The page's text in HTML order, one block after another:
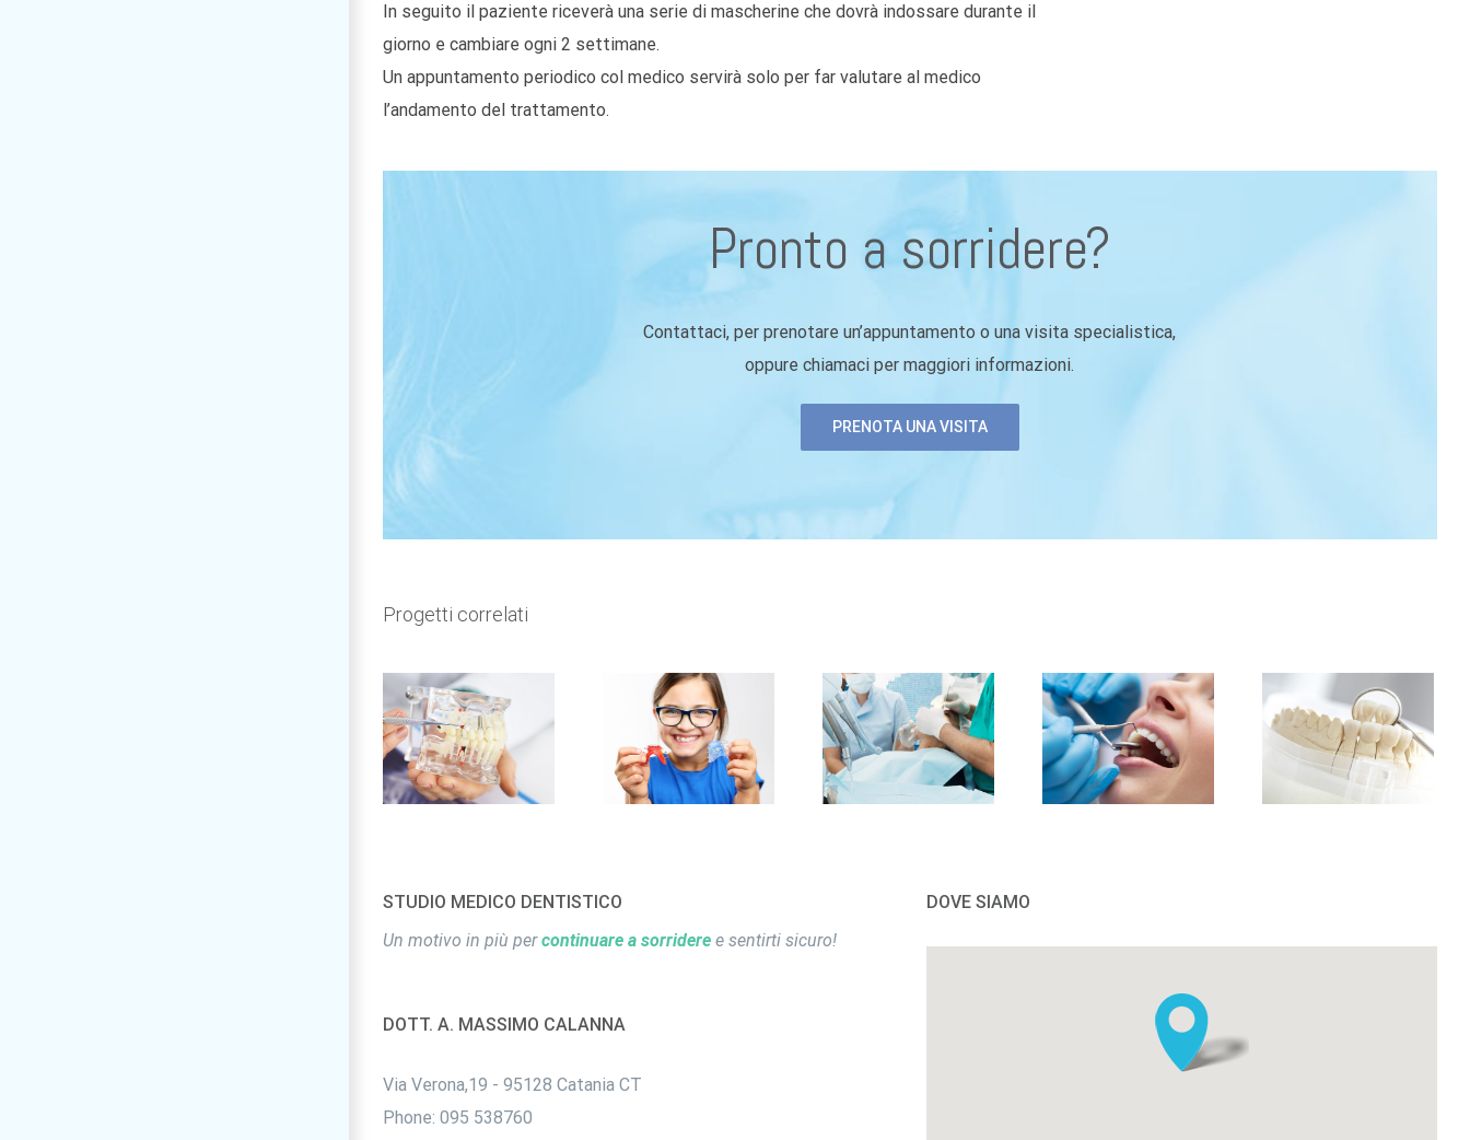
In seguito il paziente riceverà una serie di mascherine che dovrà indossare durante il
giorno e cambiare ogni 2 settimane.
Un appuntamento periodico col medico servirà solo per far valutare al medico
l’andamento del trattamento.
Pronto a sorridere?
Contattaci, per prenotare un’appuntamento o una visita specialistica,
oppure chiamaci per maggiori informazioni.
PRENOTA UNA VISITA
Progetti correlati
Endodonzia Ortodonzia Chirurgia Igiene Protesi
STUDIO MEDICO DENTISTICO
Un motivo in più percontinuare a sorridere e sentirti sicuro!
DOTT. A. MASSIMO CALANNA
Via Verona,19 - 95128 Catania CT
Phone: 095 538760
DOVE SIAMO